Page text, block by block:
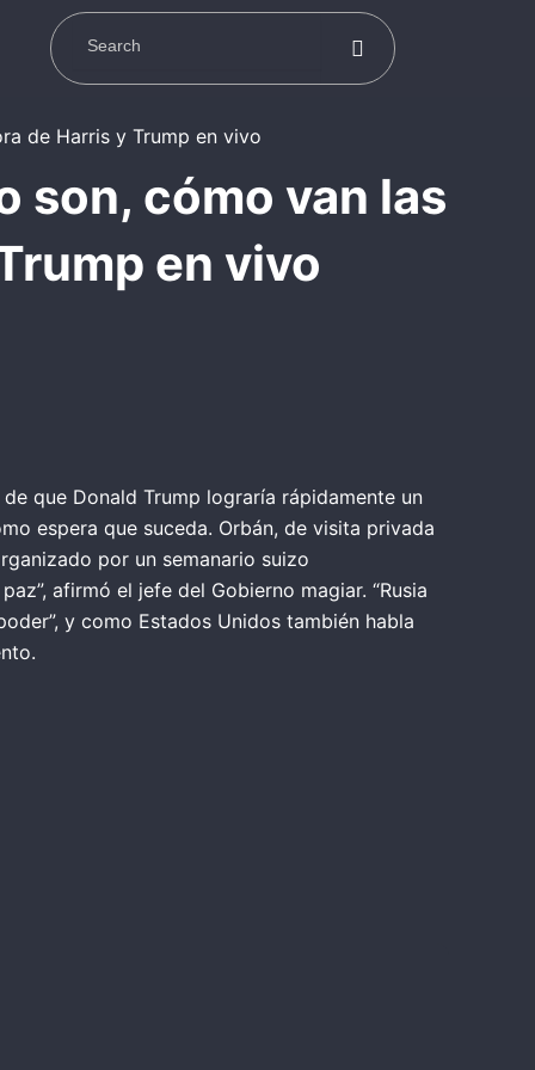
son, cómo van las
en vivo
que Donald Trump lograría rápidamente un
espera que suceda. Orbán, de visita privada
por un semanario suizo
afirmó el jefe del Gobierno magiar. “Rusia
y como Estados Unidos también habla